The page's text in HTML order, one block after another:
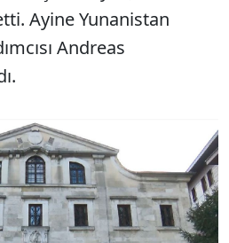
Ayine Yunanistan
Andreas